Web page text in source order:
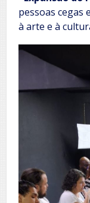
pessoas cegas
à arte e à